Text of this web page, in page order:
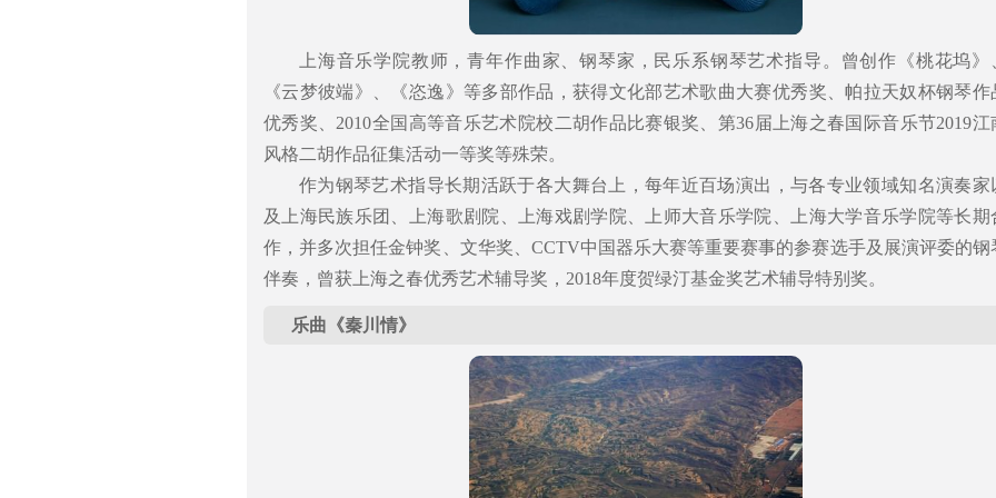
上海音乐学院教师，青年作曲家、钢琴家，民乐系钢琴艺术指导。曾创作《桃花坞》
《云梦彼端》、《恣逸》等多部作品，获得文化部艺术歌曲大赛优秀奖、帕拉天奴杯钢琴作
优秀奖、2010全国高等音乐艺术院校二胡作品比赛银奖、第36届上海之春国际音乐节2019江
风格二胡作品征集活动一等奖等殊荣。
作为钢琴艺术指导长期活跃于各大舞台上，每年近百场演出，与各专业领域知名演奏家
及上海民族乐团、上海歌剧院、上海戏剧学院、上师大音乐学院、上海大学音乐学院等长期
作，并多次担任金钟奖、文华奖、CCTV中国器乐大赛等重要赛事的参赛选手及展演评委的钢
伴奏，曾获上海之春优秀艺术辅导奖，2018年度贺绿汀基金奖艺术辅导特别奖。
乐曲《秦川情》